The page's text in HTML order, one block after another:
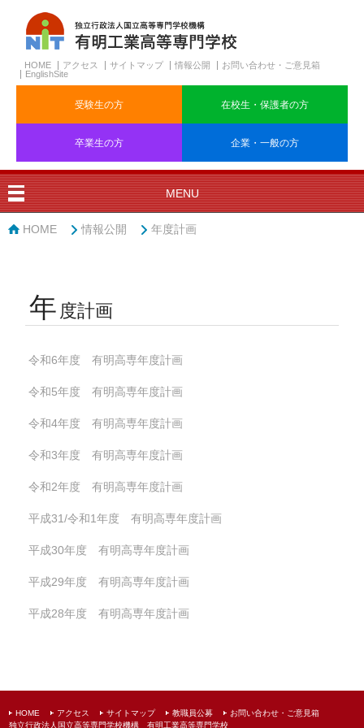
HOME アクセス サイトマップ 情報公開
お問い合わせ・ご意見箱
EnglishSite
受験生の方 在校生・保護者の方
卒業生の方 企業・一般の方
MENU
HOME 情報公開 年度計画
年 度計画
令和6年度 有明高専年度計画
令和5年度 有明高専年度計画
令和4年度 有明高専年度計画
令和3年度 有明高専年度計画
令和2年度 有明高専年度計画
平成31/令和1年度 有明高専年度計画
平成30年度 有明高専年度計画
平成29年度 有明高専年度計画
平成28年度 有明高専年度計画
HOME アクセス サイトマップ 教職員公募
お問い合わせ・ご意見箱
独立行政法人国立高等専門学校機構 有明工業高等専門学校